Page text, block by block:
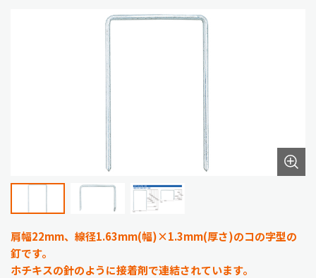
肩幅22mm、線径1.63mm(幅)×1.3mm(厚さ)のコの字型の
釘です。
ホチキスの針のように接着剤で連結されています。